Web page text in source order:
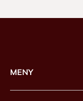
MENY